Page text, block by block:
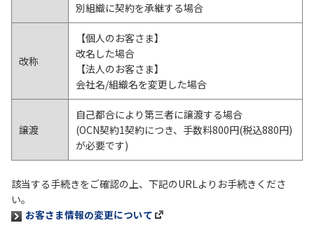
履歴・お気に入り
お知らせ
NTTドコモビジネスのお客さ
まはこちら
工事・故障情報通知
サービス
OCN サービス一覧
別組織に契約を承継する場合
改称
【個人のお客さま】
改名した場合
【法人のお客さま】
会社名/組織名を変更した場合
譲渡
自己都合により第三者に譲渡する場合
(OCN契約1契約につき、手数料800円(税込880円)
が必要です)
該当する手続きをご確認の上、下記のURLよりお手続きくださ
い。
お客さま情報の変更について